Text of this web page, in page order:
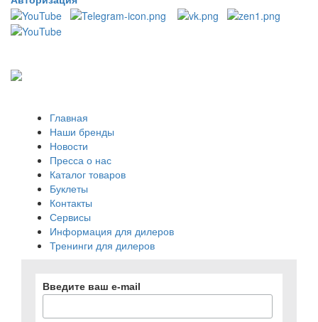
Главная
Наши бренды
Новости
Пресса о нас
Каталог товаров
Буклеты
Контакты
Сервисы
Информация для дилеров
Тренинги для дилеров
Введите ваш e-mail